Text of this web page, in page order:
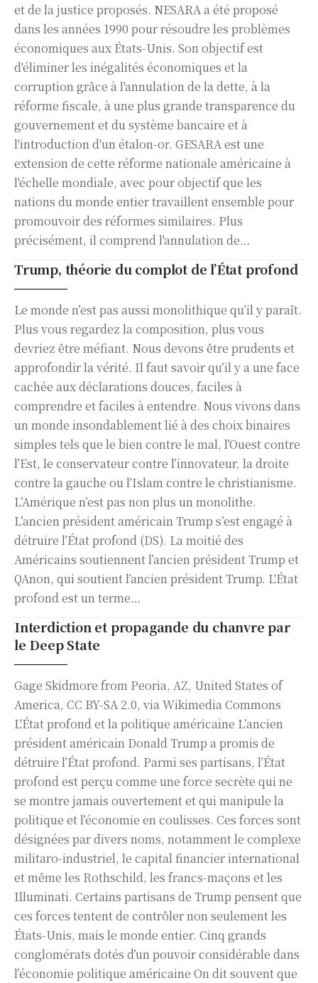
et de la justice proposés. NESARA a été proposé
dans les années 1990 pour résoudre les problèmes
économiques aux États-Unis. Son objectif est
d'éliminer les inégalités économiques et la
corruption grâce à l'annulation de la dette, à la
réforme fiscale, à une plus grande transparence du
gouvernement et du système bancaire et à
l'introduction d'un étalon-or. GESARA est une
extension de cette réforme nationale américaine à
l'échelle mondiale, avec pour objectif que les
nations du monde entier travaillent ensemble pour
promouvoir des réformes similaires. Plus
précisément, il comprend l'annulation de…
Trump, théorie du complot de l’État profond
Le monde n’est pas aussi monolithique qu’il y paraît.
Plus vous regardez la composition, plus vous
devriez être méfiant. Nous devons être prudents et
approfondir la vérité. Il faut savoir qu’il y a une face
cachée aux déclarations douces, faciles à
comprendre et faciles à entendre. Nous vivons dans
un monde insondablement lié à des choix binaires
simples tels que le bien contre le mal, l’Ouest contre
l’Est, le conservateur contre l’innovateur, la droite
contre la gauche ou l’Islam contre le christianisme.
L’Amérique n’est pas non plus un monolithe.
L’ancien président américain Trump s’est engagé à
détruire l’État profond (DS). La moitié des
Américains soutiennent l’ancien président Trump et
QAnon, qui soutient l’ancien président Trump. L'État
profond est un terme…
Interdiction et propagande du chanvre par
le Deep State
Gage Skidmore from Peoria, AZ, United States of
America, CC BY-SA 2.0, via Wikimedia Commons
L'État profond et la politique américaine L’ancien
président américain Donald Trump a promis de
détruire l’État profond. Parmi ses partisans, l’État
profond est perçu comme une force secrète qui ne
se montre jamais ouvertement et qui manipule la
politique et l’économie en coulisses. Ces forces sont
désignées par divers noms, notamment le complexe
militaro-industriel, le capital financier international
et même les Rothschild, les francs-maçons et les
Illuminati. Certains partisans de Trump pensent que
ces forces tentent de contrôler non seulement les
États-Unis, mais le monde entier. Cinq grands
conglomérats dotés d’un pouvoir considérable dans
l’économie politique américaine On dit souvent que